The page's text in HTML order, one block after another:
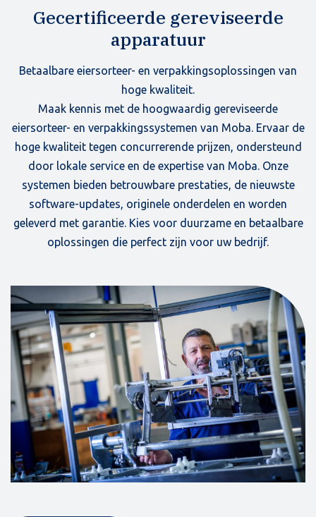
Gecertificeerde gereviseerde
apparatuur
Betaalbare eiersorteer- en verpakkingsoplossingen van
hoge kwaliteit.
Maak kennis met de hoogwaardig gereviseerde
eiersorteer- en verpakkingssystemen van Moba. Ervaar de
hoge kwaliteit tegen concurrerende prijzen, ondersteund
door lokale service en de expertise van Moba. Onze
systemen bieden betrouwbare prestaties, de nieuwste
software-updates, originele onderdelen en worden
geleverd met garantie. Kies voor duurzame en betaalbare
oplossingen die perfect zijn voor uw bedrijf.